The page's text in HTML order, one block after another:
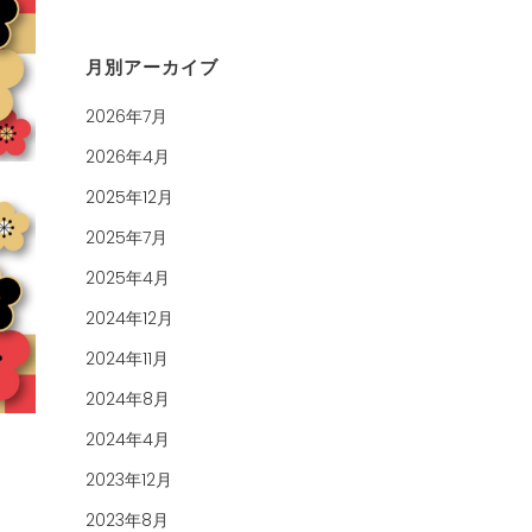
月別アーカイブ
2026年7月
2026年4月
2025年12月
2025年7月
2025年4月
2024年12月
2024年11月
2024年8月
2024年4月
2023年12月
2023年8月